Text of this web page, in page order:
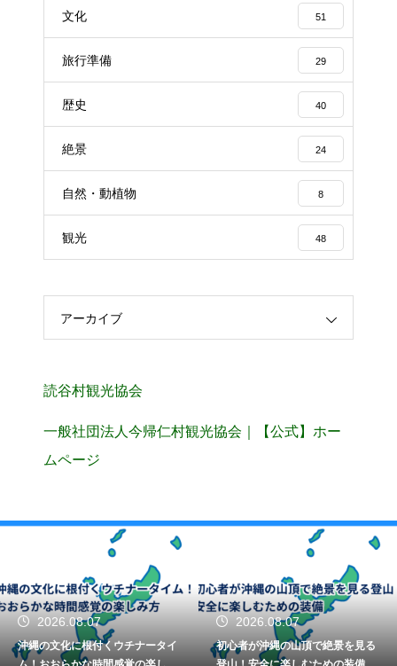
文化 51
旅行準備 29
歴史 40
絶景 24
自然・動植物 8
観光 48
アーカイブ
読谷村観光協会
一般社団法人今帰仁村観光協会｜【公式】ホー
ムページ
2026.08.07
沖縄の文化に根付くウチナータイ
2026.08.07
初心者が沖縄の山頂で絶景を見る